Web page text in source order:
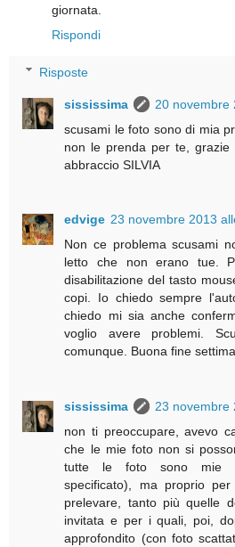
giornata.
Rispondi
Risposte
sississima
20 novembre
scusami le foto sono di mia
non le prenda per te, grazie
abbraccio SILVIA
edvige 23 novembre 2013
Non ce problema scusami
letto che non erano tue.
disabilitazione del tasto
copi. Io chiedo sempre
chiedo mi sia anche
voglio avere problemi.
comunque. Buona fine
sississima
23 novembre
non ti preoccupare, avevo
che le mie foto non si
tutte le foto sono mie
specificato), ma proprio
prelevare, tanto più quelle
invitata e per i quali, poi,
approfondito (con foto